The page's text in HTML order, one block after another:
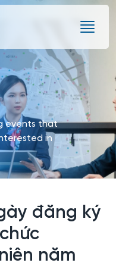
events that
in
đăng ký
năm